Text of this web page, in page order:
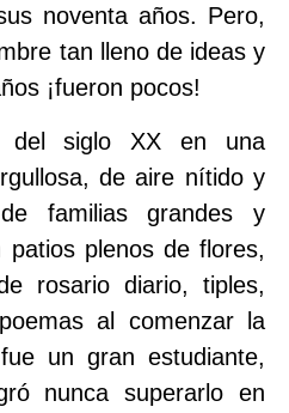
noventa años. Pero,
tan lleno de ideas y
¡fueron pocos!
del siglo XX en una
de aire nítido y
familias grandes y
patios plenos de flores,
rosario diario, tiples,
al comenzar la
un gran estudiante,
nunca superarlo en